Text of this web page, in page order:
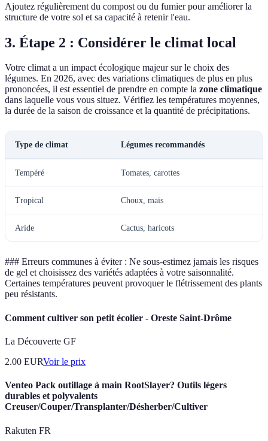
Ajoutez régulièrement du compost ou du fumier pour améliorer la
structure de votre sol et sa capacité à retenir l'eau.
3. Étape 2 : Considérer le climat local
Votre climat a un impact écologique majeur sur le choix des
légumes. En 2026, avec des variations climatiques de plus en plus
prononcées, il est essentiel de prendre en compte la zone climatique
dans laquelle vous vous situez. Vérifiez les températures moyennes,
la durée de la saison de croissance et la quantité de précipitations.
Type de climat Légumes recommandés
Tempéré Tomates, carottes
Tropical Choux, maïs
Aride Cactus, haricots
### Erreurs communes à éviter : Ne sous-estimez jamais les risques
de gel et choisissez des variétés adaptées à votre saisonnalité.
Certaines températures peuvent provoquer le flétrissement des plants
peu résistants.
Comment cultiver son petit écolier - Oreste Saint-Drôme
La Découverte GF
2.00 EURVoir le prix
Venteo Pack outillage à main RootSlayer? Outils légers
durables et polyvalents
Creuser/Couper/Transplanter/Désherber/Cultiver
Rakuten FR